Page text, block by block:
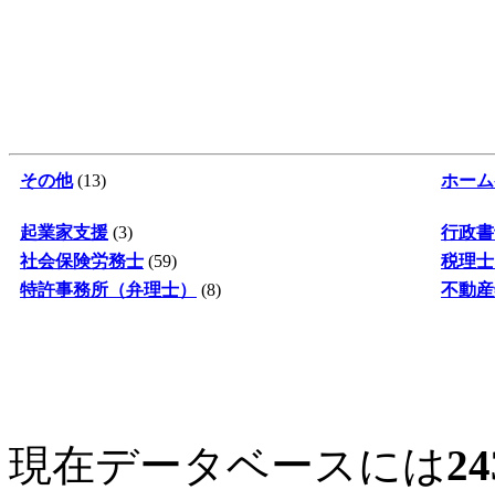
その他(13) ホー
起業家支援 (3)
行政
社会保険労務士 (59)
税理
特許事務所（弁理士）
(8) 不動
現在データベースには